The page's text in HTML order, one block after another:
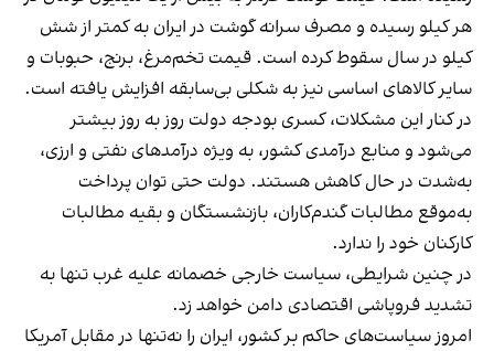
هر کیلو رسیده و مصرف سرانه گوشت در ایران به کمتر از شش
کیلو در سال سقوط کرده است. قیمت تخم‌مرغ، برنج، حبوبات و
سایر کالاهای اساسی نیز به شکلی بی‌سابقه افزایش یافته‌ است.
در کنار این مشکلات، کسری بودجه دولت روز به روز بیشتر
می‌شود و منابع درآمدی کشور، به ویژه درآمدهای نفتی و ارزی،
به‌شدت در حال کاهش هستند. دولت حتی توان پرداخت
به‌موقع مطالبات گندم‌کاران، بازنشستگان و بقیه مطالبات
کارکنان خود را ندارد.
در چنین شرایطی، سیاست خارجی خصمانه علیه غرب تنها به
تشدید فروپاشی اقتصادی دامن خواهد زد.
امروز سیاست‌های حاکم بر کشور، ایران را نه‌تنها در مقابل آمریکا